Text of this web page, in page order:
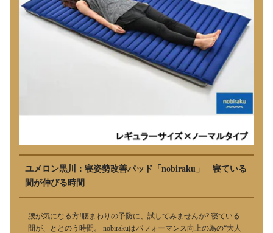
ユメロン黒川：寝姿勢改善パッド「nobiraku」 寝ている
間が伸びる時間
腰が気になる方!腰まわりの予防に、試してみませんか? 寝ている
間が、ととのう時間。 nobirakuはパフォーマンス向上の為の“大人